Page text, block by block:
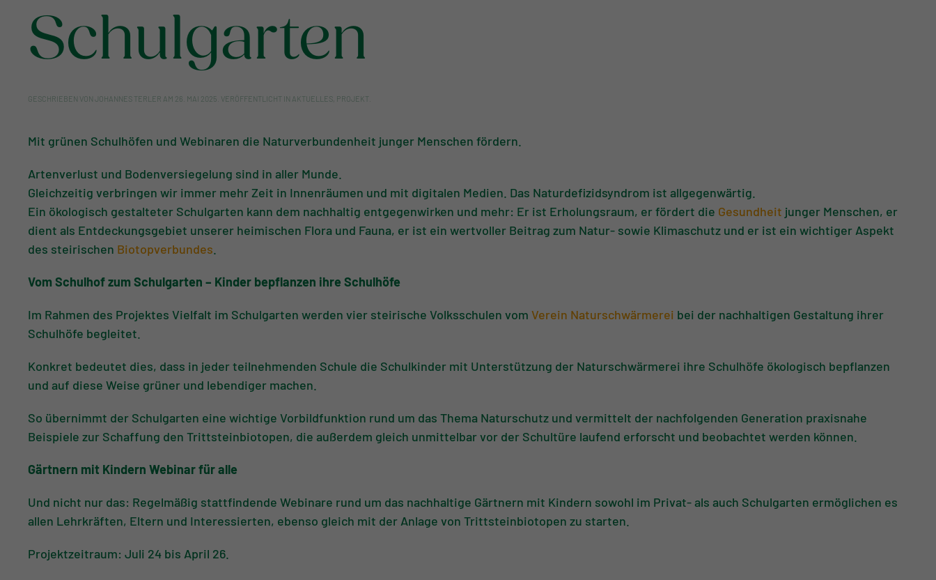
Schulgarten
GESCHRIEBEN VON JOHANNES TERLER AM 26. MAI 2025 . VERÖFFENTLICHT IN AKTUELLES PROJEKT
Mit grünen Schulhöfen und Webinaren die Naturverbundenheit junger Menschen fördern.
Artenverlust und Bodenversiegelung sind in aller Munde.
Gleichzeitig verbringen wir immer mehr Zeit in Innenräumen und mit digitalen Medien. Das Naturdefizidsyndrom ist allgegenwärtig.
Ein ökologisch gestalteter Schulgarten kann dem nachhaltig entgegenwirken und mehr: Er ist Erholungsraum, er fördert die Gesundheit junger Menschen, er
dient als Entdeckungsgebiet unserer heimischen Flora und Fauna, er ist ein wertvoller Beitrag zum Natur- sowie Klimaschutz und er ist ein wichtiger Aspekt
des steirischen Biotopverbundes.
Vom Schulhof zum Schulgarten – Kinder bepflanzen ihre Schulhöfe
Im Rahmen des Projektes Vielfalt im Schulgarten werden vier steirische Volksschulen vom Verein Naturschwärmerei bei der nachhaltigen Gestaltung ihrer
Schulhöfe begleitet.
Konkret bedeutet dies, dass in jeder teilnehmenden Schule die Schulkinder mit Unterstützung der Naturschwärmerei ihre Schulhöfe ökologisch bepflanzen
und auf diese Weise grüner und lebendiger machen.
So übernimmt der Schulgarten eine wichtige Vorbildfunktion rund um das Thema Naturschutz und vermittelt der nachfolgenden Generation praxisnahe
Beispiele zur Schaffung den Trittsteinbiotopen, die außerdem gleich unmittelbar vor der Schultüre laufend erforscht und beobachtet werden können.
Gärtnern mit Kindern Webinar für alle
Und nicht nur das: Regelmäßig stattfindende Webinare rund um das nachhaltige Gärtnern mit Kindern sowohl im Privat- als auch Schulgarten ermöglichen es
allen Lehrkräften, Eltern und Interessierten, ebenso gleich mit der Anlage von Trittsteinbiotopen zu starten.
Projektzeitraum: Juli 24 bis April 26.